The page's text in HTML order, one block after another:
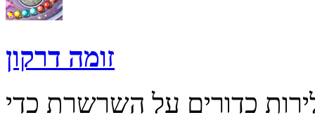
זומה דרקון